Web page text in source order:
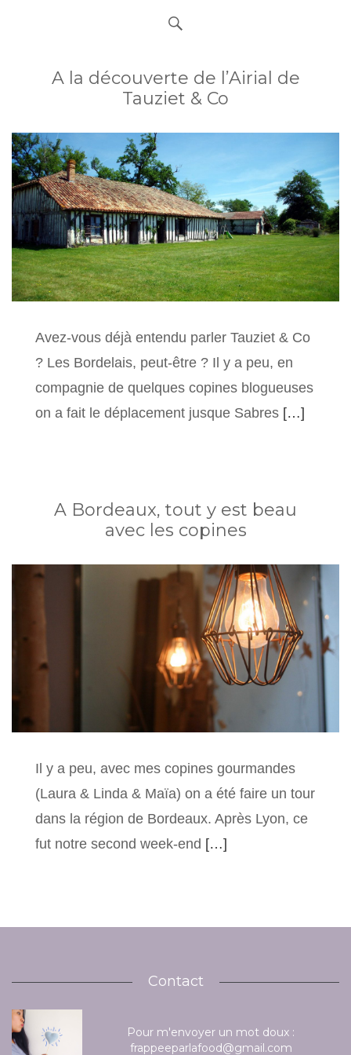
A la découverte de l’Airial de
Tauziet & Co
Avez-vous déjà entendu parler Tauziet & Co
? Les Bordelais, peut-être ? Il y a peu, en
compagnie de quelques copines blogueuses
on a fait le déplacement jusque Sabres […]
A Bordeaux, tout y est beau
avec les copines
Il y a peu, avec mes copines gourmandes
(Laura & Linda & Maïa) on a été faire un tour
dans la région de Bordeaux. Après Lyon, ce
fut notre second week-end […]
Contact
Pour m'envoyer un mot doux :
frappeeparlafood@gmail.com